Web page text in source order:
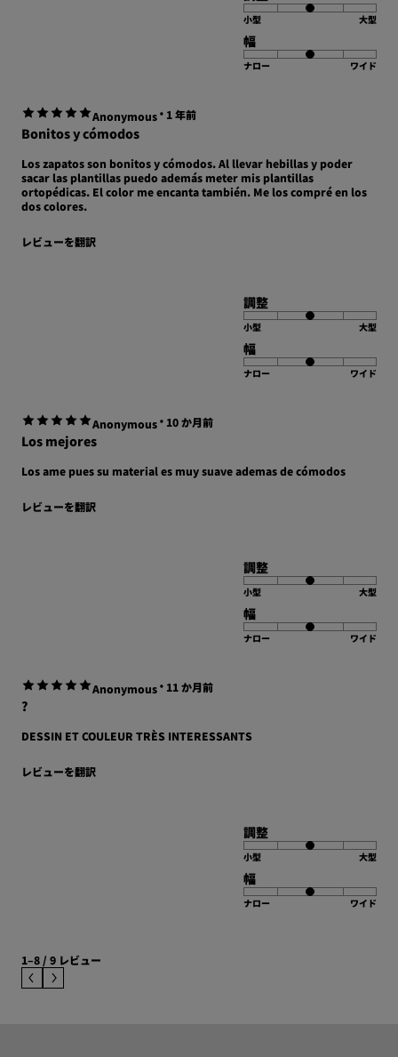
小型 大型
幅
ナロー ワイド
Anonymous· 1 年前
Bonitos y cómodos
Los zapatos son bonitos y cómodos. Al llevar hebillas y poder
sacar las plantillas puedo además meter mis plantillas
ortopédicas. El color me encanta también. Me los compré en los
dos colores.
レビューを翻訳
調整
小型 大型
幅
ナロー ワイド
Anonymous· 10 か月前
Los mejores
Los ame pues su material es muy suave ademas de cómodos
レビューを翻訳
調整
小型 大型
幅
ナロー ワイド
Anonymous· 11 か月前
?
DESSIN ET COULEUR TRÈS INTERESSANTS
レビューを翻訳
調整
小型 大型
幅
ナロー ワイド
1–8 / 9 レビュー